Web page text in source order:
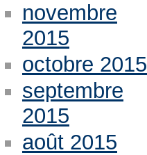
novembre
2015
octobre 2015
septembre
2015
août 2015